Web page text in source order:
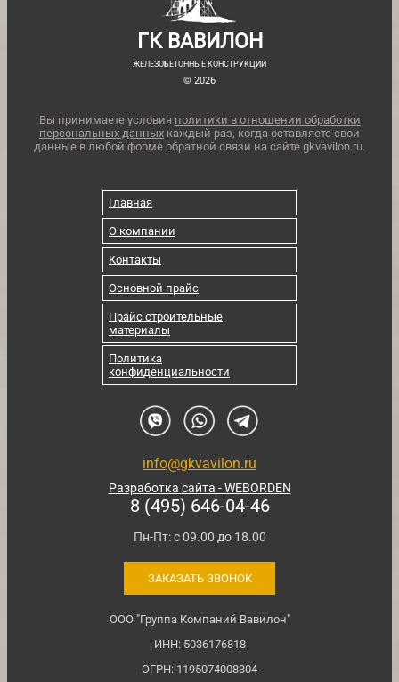
ГК ВАВИЛОН
ЖЕЛЕЗОБЕТОННЫЕ КОНСТРУКЦИИ
© 2026
Вы принимаете условия политики в отношении обработки
персональных данных каждый раз, когда оставляете свои
данные в любой форме обратной связи на сайте gkvavilon.ru.
Главная
О компании
Контакты
Основной прайс
Прайс строительные
материалы
Политика
конфиденциальности
info@gkvavilon.ru
Разработка сайта - WEBORDEN
8 (495) 646-04-46
Пн-Пт: с 09.00 до 18.00
ЗАКАЗАТЬ ЗВОНОК
ООО "Группа Компаний Вавилон"
ИНН: 5036176818
ОГРН: 1195074008304